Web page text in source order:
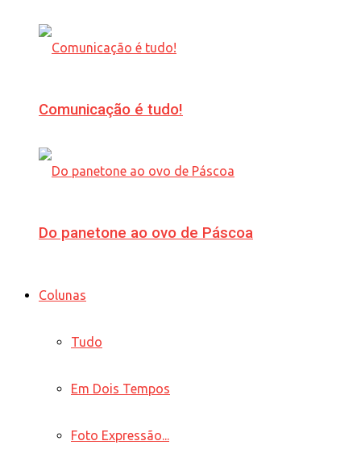
Comunicação é tudo!
Do panetone ao ovo de Páscoa
Colunas
Tudo
Em Dois Tempos
Foto Expressão...